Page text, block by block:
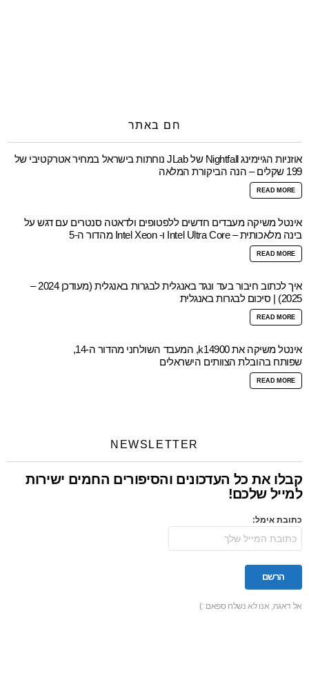
חם באתר
אוזניות הגיימינג Nightfall של JLab נוחתות בישראל במחיר אטרקטיבי של
199 שקלים – הנה הביקורת המלאה
READ MORE
אינטל משיקה מעבדים חדשים ללפטופים ולדאטה סנטרים עם דגש על
בינה מלאכותית – Intel Ultra Core ו- Intel Xeon מהדור ה-5
READ MORE
איך לכתוב חיבור בעד ונגד באנגלית לבגרות באנגלית (מעודכן 2024 –
2025) | סיכום לבגרות באנגלית
READ MORE
אינטל משיקה את k14900, המעבד השולחני מהדור ה-14,
שפותח בהובלת הצוותים הישראלים
READ MORE
NEWSLETTER
קבלו את כל העדכונים והסיפורים החמים ישירות
למייל שלכם!
כתובת אימל:
אל דאגה, אנו לא נשלח ספאם :)